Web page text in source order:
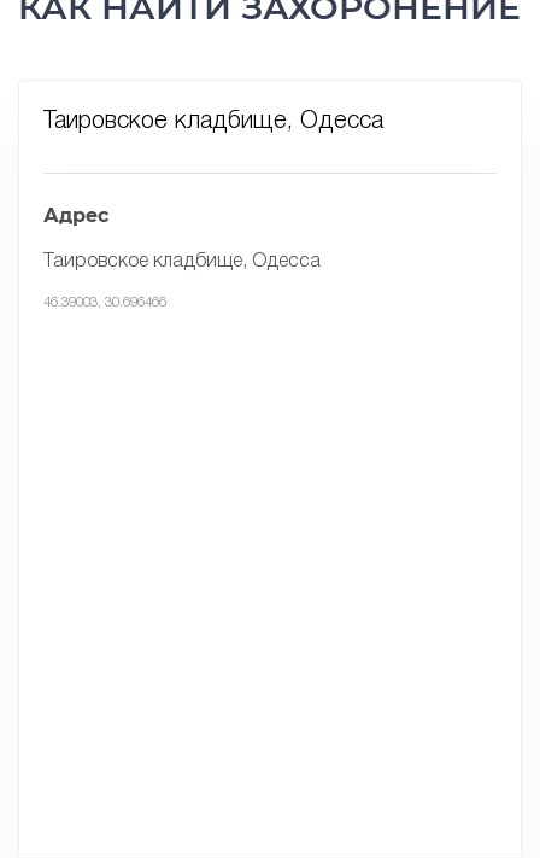
Таировское кладбище, Одесса
Адрес
Таировское кладбище, Одесса
46.39003, 30.696466